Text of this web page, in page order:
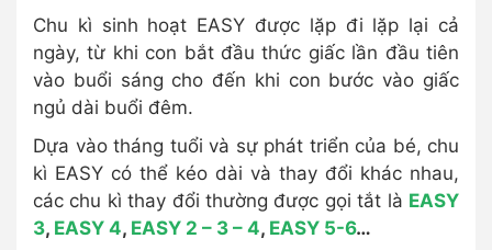
Chu kì sinh hoạt EASY được lặp đi lặp lại cả
ngày, từ khi con bắt đầu thức giấc lần đầu tiên
vào buổi sáng cho đến khi con bước vào giấc
ngủ dài buổi đêm.
Dựa vào tháng tuổi và sự phát triển của bé, chu
kì EASY có thể kéo dài và thay đổi khác nhau,
các chu kì thay đổi thường được gọi tắt là EASY
3, EASY 4, EASY 2 – 3 – 4, EASY 5-6…